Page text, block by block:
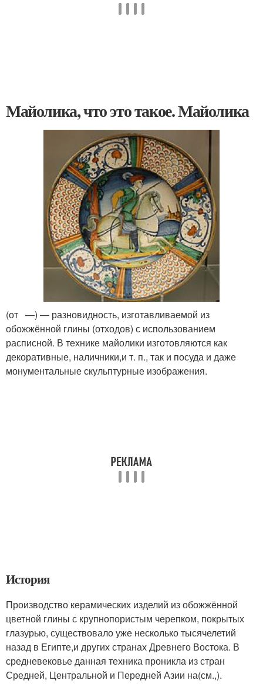
Майолика, что это такое. Майолика
(от —) — разновидность, изготавливаемой из
обожжённой глины (отходов) с использованием
расписной. В технике майолики изготовляются как
декоративные, наличники,и т. п., так и посуда и даже
монументальные скульптурные изображения.
История
Производство керамических изделий из обожжённой
цветной глины с крупнопористым черепком, покрытых
глазурью, существовало уже несколько тысячелетий
назад в Египте,и других странах Древнего Востока. В
средневековье данная техника проникла из стран
Средней, Центральной и Передней Азии на(см.,).